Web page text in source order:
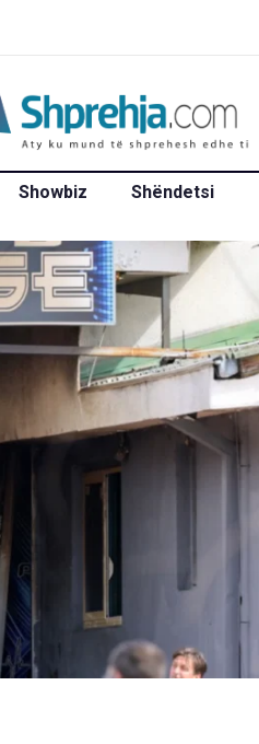
Showbiz
Shëndetsi